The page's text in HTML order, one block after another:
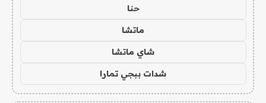
حنا
ماتشا
شاي ماتشا
شدات ببجي تمارا